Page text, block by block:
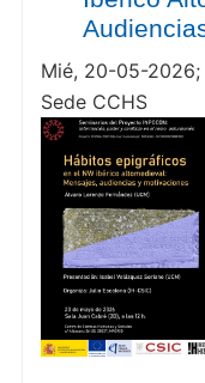
Mié, 20-05-2026;
Sede CCHS